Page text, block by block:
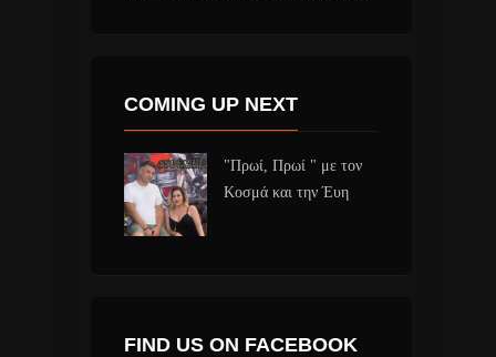
COMING UP NEXT
"Πρωί, Πρωί " με τον
Κοσμά και την Έυη
FIND US ON FACEBOOK